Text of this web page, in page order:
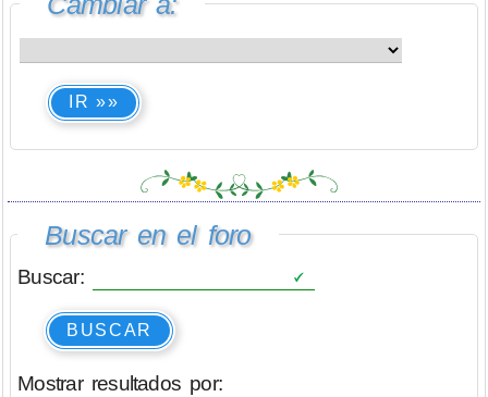
IR »»
Buscar en el foro
Buscar:
BUSCAR
Mostrar resultados por: